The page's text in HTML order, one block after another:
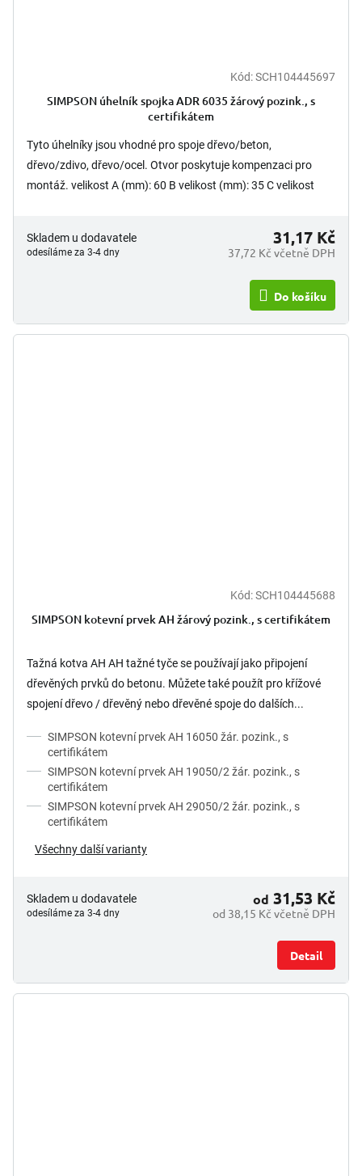
Kód:SCH104445697
SIMPSON úhelník spojka ADR 6035 žárový pozink., s
certifikátem
Tyto úhelníky jsou vhodné pro spoje dřevo/beton,
dřevo/zdivo, dřevo/ocel. Otvor poskytuje kompenzaci pro
montáž. velikost A (mm): 60 B velikost (mm): 35 C velikost
Skladem u dodavatele
odesíláme za 3-4 dny 37,72 Kč včetně DPH
31,17 Kč
Do košíku
Kód:SCH104445688
SIMPSON kotevní prvek AH žárový pozink., s certifikátem
Tažná kotva AH AH tažné tyče se používají jako připojení
dřevěných prvků do betonu. Můžete také použít pro křížové
spojení dřevo / dřevěný nebo dřevěné spoje do dalších...
SIMPSON kotevní prvek AH 16050 žár. pozink., s
certifikátem
SIMPSON kotevní prvek AH 19050/2 žár. pozink., s
certifikátem
SIMPSON kotevní prvek AH 29050/2 žár. pozink., s
certifikátem
Všechny další varianty
Skladem u dodavatele
odesíláme za 3-4 dny od 38,15 Kč včetně DPH
od 31,53 Kč
Detail